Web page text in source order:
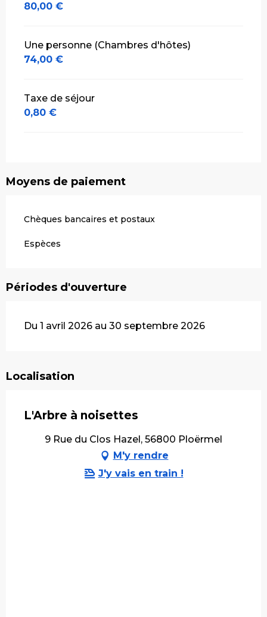
80,00 €
Une personne (Chambres d'hôtes)
74,00 €
Taxe de séjour
0,80 €
Moyens de paiement
Chèques bancaires et postaux
Espèces
Périodes d'ouverture
Du 1 avril 2026 au 30 septembre 2026
Localisation
L'Arbre à noisettes
9 Rue du Clos Hazel, 56800 Ploërmel
M'y rendre
J'y vais en train !